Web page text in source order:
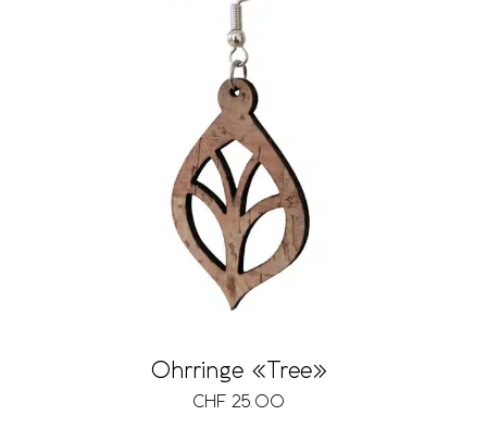
Ohrringe «Tree»
CHF 25.00